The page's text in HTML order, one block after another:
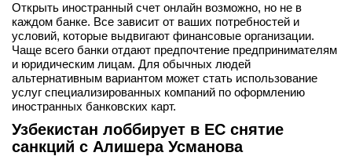
Открыть иностранный счет онлайн возможно, но не в
каждом банке. Все зависит от ваших потребностей и
условий, которые выдвигают финансовые организации.
Чаще всего банки отдают предпочтение предпринимателям
и юридическим лицам. Для обычных людей
альтернативным вариантом может стать использование
услуг специализированных компаний по оформлению
иностранных банковских карт.
Узбекистан лоббирует в ЕС снятие
санкций с Алишера Усманова